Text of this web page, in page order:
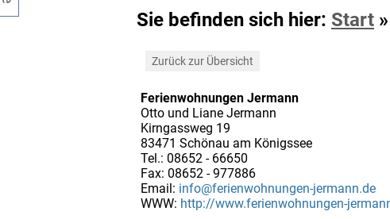
Sie befinden sich hier: Start »
Zurück zur Übersicht
Ferienwohnungen Jermann
Otto und Liane Jermann
Kirngassweg 19
83471 Schönau am Königssee
Tel.: 08652 - 66650
Fax: 08652 - 977886
Email: info@ferienwohnungen-jermann.de
WWW: http://www.ferienwohnungen-